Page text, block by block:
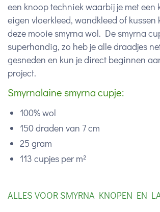
een knoop techniek waarbij je met een
eigen vloerkleed, wandkleed of kussen
deze mooie smyrna wol. De smyrna
superhandig, zo heb je alle draadjes
gesneden en kun je direct beginnen
project.
Smyrnalaine smyrna cupje:
100% wol
150 draden van 7 cm
25 gram
113 cupjes per m²
ALLES VOOR SMYRNA KNOPEN EN